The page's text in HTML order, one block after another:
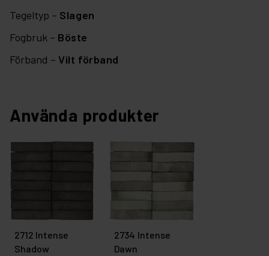
Tegeltyp – Slagen
Fogbruk – Böste
Förband – Vilt förband
Använda produkter
2712 Intense
Shadow
2734 Intense
Dawn